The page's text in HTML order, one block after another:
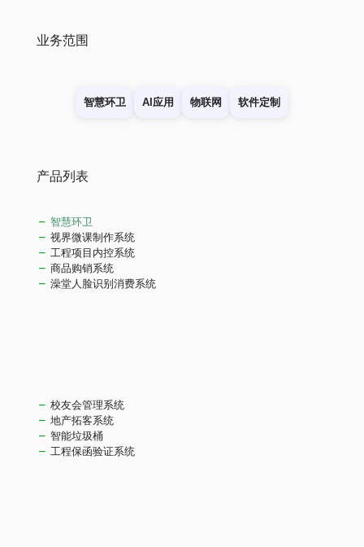
业务范围
智慧环卫 AI应用 物联网 软件定制
产品列表
智慧环卫
视界微课制作系统
工程项目内控系统
商品购销系统
澡堂人脸识别消费系统
校友会管理系统
地产拓客系统
智能垃圾桶
工程保函验证系统